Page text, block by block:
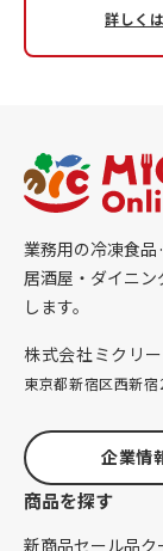
詳しく
業務用の冷凍食品
居酒屋・ダイニ
します。
株式会社ミクリ
東京都新宿区西新
企業情
商品を探す
新商品セール品ク